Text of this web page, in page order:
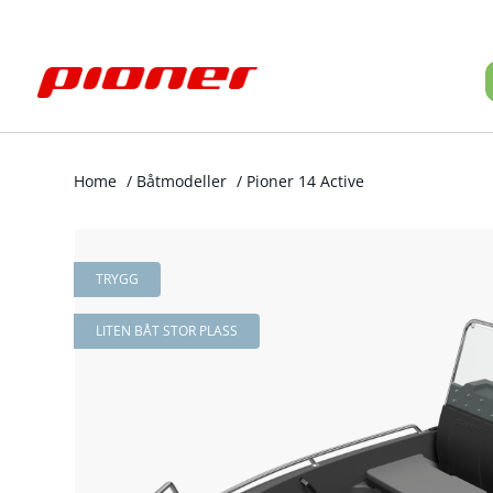
Home / Båtmodeller / Pioner 14 Active
TRYGG
LITEN BÅT STOR PLASS